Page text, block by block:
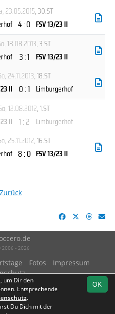
23.05.2015, 30.ST
4 : 0 FSV 13/23 II
18.08.2013, 3.ST
3 : 1 FSV 13/23 II
24.11.2013, 18.ST
II 0 : 1 Limburgerhof
12.08.2012, 1.ST
II 1 : 2 Limburgerhof
25.11.2012, 16.ST
8 : 0 FSV 13/23 II
Zurück
2006 - 2026
Fotos
Impressum
OK
um Dir den
Entsprechende
.
Du Dich mit der